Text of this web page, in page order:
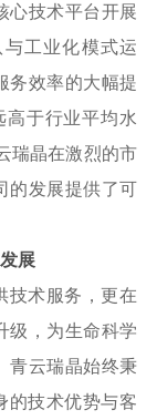
心技术平台开展
工业化模式运
务效率的大幅提
高于行业平均水
瑞晶在激烈的市
的发展提供了可
展
技术服务，更在
级，为生命科学
青云瑞晶始终秉
的技术优势与客